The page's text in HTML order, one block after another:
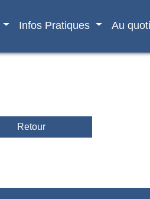
Infos Pratiques Au
Retour